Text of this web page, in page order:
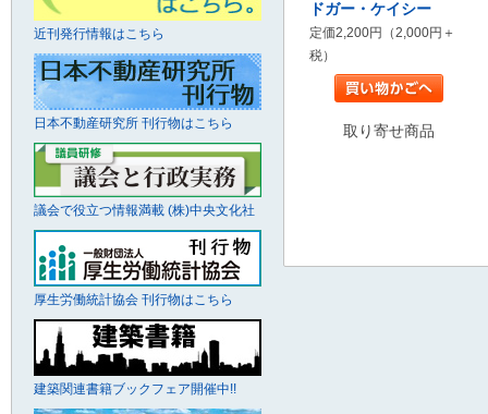
ドガー・ケイシー
定価2,200円（2,000円＋
税）
取り寄せ商品
近刊発行情報はこちら
日本不動産研究所 刊行物はこちら
議会で役立つ情報満載 (株)中央文化社
厚生労働統計協会 刊行物はこちら
建築関連書籍ブックフェア開催中!!